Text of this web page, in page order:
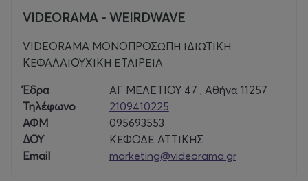
VIDEORAMA - WEIRDWAVE
VIDEORAMA ΜΟΝΟΠΡΟΣΩΠΗ ΙΔΙΩΤΙΚΗ
ΚΕΦΑΛΑΙΟΥΧΙΚΗ ΕΤΑΙΡΕΙΑ
Έδρα
ΑΓ ΜΕΛΕΤΙΟΥ 47 , Αθήνα 11257
Τηλέφωνο
2109410225
ΑΦΜ
095693553
ΔΟΥ
ΚΕΦΟΔΕ ΑΤΤΙΚΗΣ
Email
marketing@videorama.gr